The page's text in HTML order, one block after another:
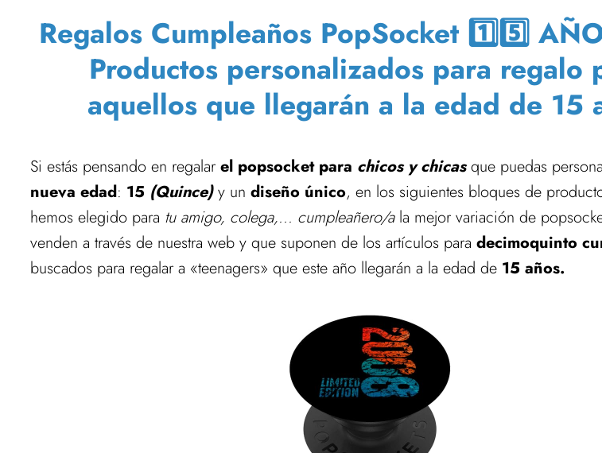
Regalos Cumpleaños PopSocket 1️⃣5️⃣
Productos personalizados para regalo
aquellos que llegarán a la edad de 15
Si estás pensando en regalar el popsocket para chicos y chicasque puedas
nueva edad: 15 (Quince)y un diseño único, en los siguientes bloques de
hemos elegido para tu amigo, colega,... cumpleañero/ala mejor variación de
venden a través de nuestra web y que suponen de los artículos para decimoquinto
buscados para regalar a «teenagers» que este año llegarán a la edad de 15 años.